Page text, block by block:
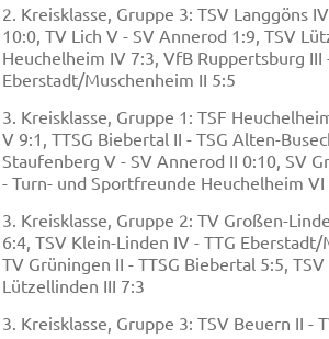
2. Kreisklasse, Gruppe 3: TSV Langgöns
10:0, TV Lich V - SV Annerod 1:9, TSV
Heuchelheim IV 7:3, VfB Ruppertsburg III
Eberstadt/Muschenheim II 5:5
3. Kreisklasse, Gruppe 1: TSF
V 9:1, TTSG Biebertal II - TSG Alten-
Staufenberg V - SV Annerod II 0:10, SV
- Turn- und Sportfreunde Heuchelheim VI
3. Kreisklasse, Gruppe 2: TV Großen-
6:4, TSV Klein-Linden IV - TTG Eberstadt/
TV Grüningen II - TTSG Biebertal 5:5,
Lützellinden III 7:3
3. Kreisklasse, Gruppe 3: TSV Beuern II -